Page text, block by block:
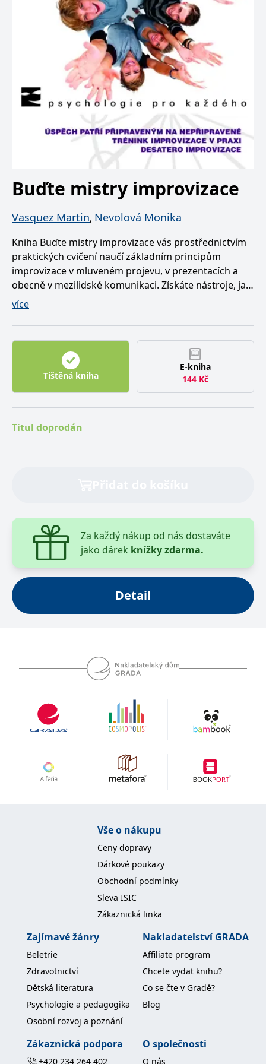
Buďte mistry improvizace
Vasquez Martin, Nevolová Monika
Kniha Buďte mistry improvizace vás prostřednictvím
praktických cvičení naučí základním principům
improvizace v mluveném projevu, v prezentacích a
obecně v mezilidské komunikaci. Získáte nástroje, jak
vtipně reagovat, jak překonat neočekávané situace,
více
Tištěná kniha
E-kniha
144 Kč
Titul doprodán
Za každý nákup od nás dostaváte
jako dárek knížky zdarma.
Detail
Vše o nákupu
Ceny dopravy
Dárkové poukazy
Obchodní podmínky
Sleva ISIC
Zákaznická linka
Zajímavé žánry
Beletrie
Zdravotnictví
Dětská literatura
Psychologie a pedagogika
Osobní rozvoj a poznání
Nakladatelství GRADA
Affiliate program
Chcete vydat knihu?
Co se čte v Gradě?
Blog
Zákaznická podpora
+420 234 264 402
O společnosti
O nás